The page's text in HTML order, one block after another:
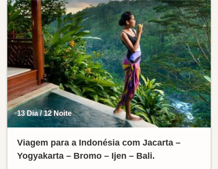
13 Dia / 12 Noite
Viagem para a Indonésia com Jacarta –
Yogyakarta – Bromo – Ijen – Bali.